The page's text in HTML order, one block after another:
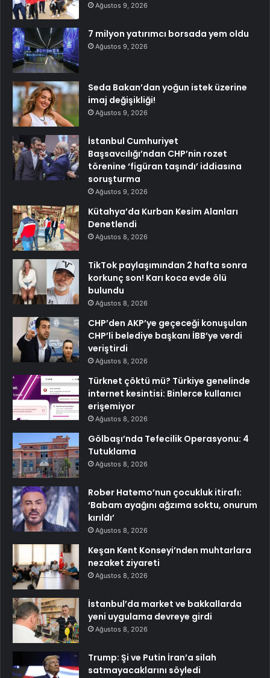
Ağustos 9, 2026
7 milyon yatırımcı borsada yem oldu
Ağustos 9, 2026
Seda Bakan’dan yoğun istek üzerine
imaj değişikliği!
Ağustos 9, 2026
İstanbul Cumhuriyet
Başsavcılığı’ndan CHP’nin rozet
törenine ‘figüran taşındı’ iddiasına
soruşturma
Ağustos 9, 2026
Kütahya’da Kurban Kesim Alanları
Denetlendi
Ağustos 8, 2026
TikTok paylaşımından 2 hafta sonra
korkunç son! Karı koca evde ölü
bulundu
Ağustos 8, 2026
CHP’den AKP’ye geçeceği konuşulan
CHP’li belediye başkanı İBB’ye verdi
veriştirdi
Ağustos 8, 2026
Türknet çöktü mü? Türkiye genelinde
internet kesintisi: Binlerce kullanıcı
erişemiyor
Ağustos 8, 2026
Gölbaşı’nda Tefecilik Operasyonu: 4
Tutuklama
Ağustos 8, 2026
Rober Hatemo’nun çocukluk itirafı:
‘Babam ayağını ağzıma soktu, onurum
kırıldı’
Ağustos 8, 2026
Keşan Kent Konseyi’nden muhtarlara
nezaket ziyareti
Ağustos 8, 2026
İstanbul’da market ve bakkallarda
yeni uygulama devreye girdi
Ağustos 8, 2026
Trump: Şi ve Putin İran’a silah
satmayacaklarını söyledi